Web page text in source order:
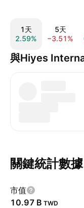
1天
2.59%
5天
−3.51%
與Hiyes
關鍵統計數據
市值
‪10.97 B‬ TWD